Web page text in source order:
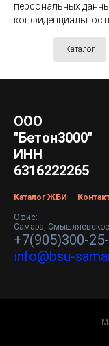
персональных
Каталог
ООО
"Бетон3000"
ИНН
6316222265
Каталог ЖБИ
Офис:
Самара,
+7(905)300-
info@bsu-